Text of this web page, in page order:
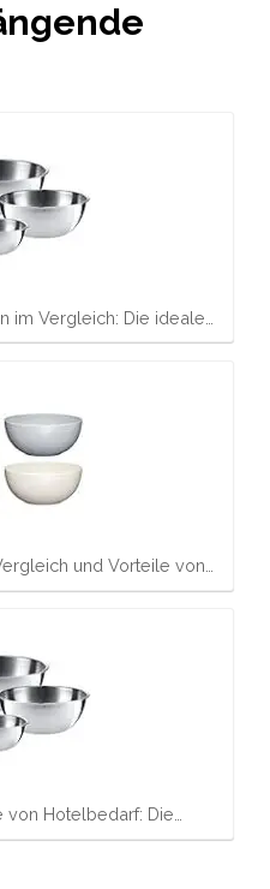
im Vergleich: Die ideale…
und Vorteile von…
Hotelbedarf: Die…